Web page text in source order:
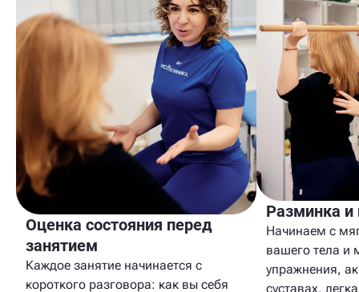
Оценка состояния перед
занятием
Каждое занятие начинается с
короткого разговора: как вы себя
Разминка и
Начинаем с
вашего тела и
упражнения,
суставах,